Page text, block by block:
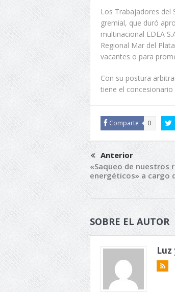
Los Trabajadores del
gremial, que duró
multinacional EDEA
Regional Mar del
vacantes o para
Con su postura
tiene el concesionario
Comparte 0
Anterior
«Saqueo de nuestros
energéticos» a cargo
SOBRE EL AUTOR
Luz